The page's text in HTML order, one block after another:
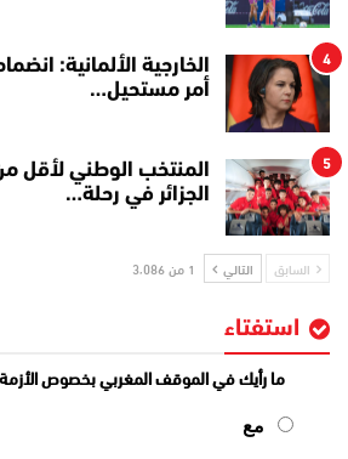
4
الخارجية الألمانية:
أمر مستحيل…
5
الجزائر في رحلة…
السابق التالي 1 من 3٬086
استفتاء
ما رأيك في الموقف المغربي بخصوص الأزمة
مع